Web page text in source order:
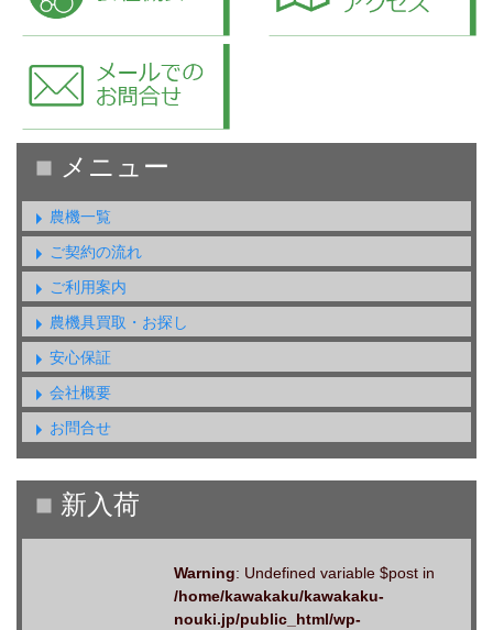
農機一覧
ご契約の流れ
ご利用案内
農機具買取・お探し
安心保証
会社概要
お問合せ
Warning: Undefined variable $post in
/home/kawakaku/kawakaku-
nouki.jp/public_html/wp-